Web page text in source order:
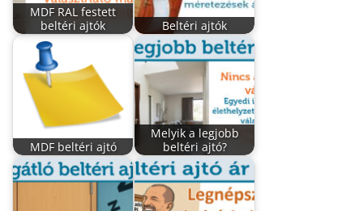
MDF RAL festett
beltéri ajtók
Beltéri ajtók
MDF beltéri ajtó
Melyik a legjobb
beltéri ajtó?